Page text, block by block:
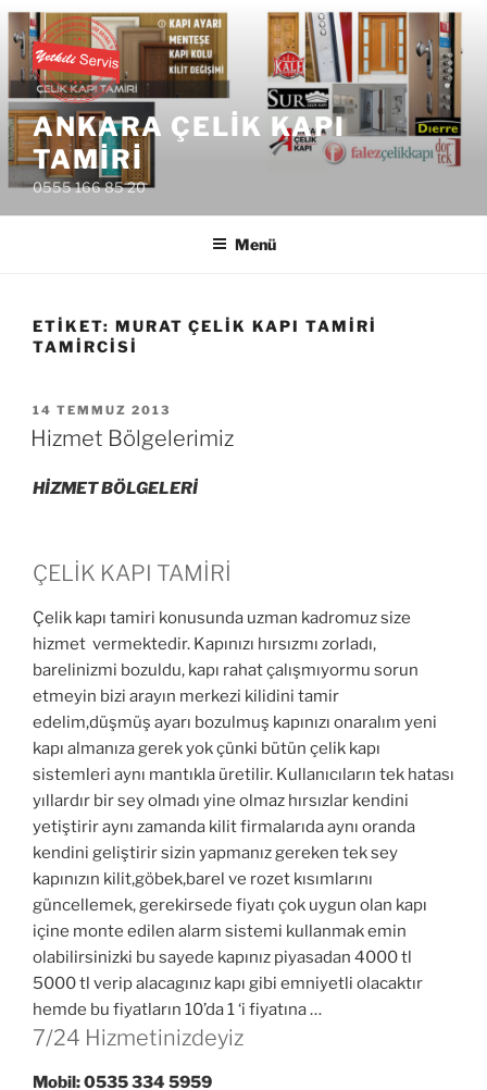
İçeriğe
geç
ANKARA ÇELIK KAPI
TAMIRI
0555 166 85 20
Menü
ETIKET: MURAT ÇELIK KAPI TAMIRI
TAMIRCISI
YAYIM
TARIHI
14 TEMMUZ 2013
Hizmet Bölgelerimiz
HİZMET BÖLGELERİ
ÇELİK KAPI TAMİRİ
Çelik kapı tamiri konusunda uzman kadromuz size
hizmet vermektedir. Kapınızı hırsızmı zorladı,
barelinizmi bozuldu, kapı rahat çalışmıyormu sorun
etmeyin bizi arayın merkezi kilidini tamir
edelim,düşmüş ayarı bozulmuş kapınızı onaralım yeni
kapı almanıza gerek yok çünki bütün çelik kapı
sistemleri aynı mantıkla üretilir. Kullanıcıların tek hatası
yıllardır bir sey olmadı yine olmaz hırsızlar kendini
yetiştirir aynı zamanda kilit firmalarıda aynı oranda
kendini geliştirir sizin yapmanız gereken tek sey
kapınızın kilit,göbek,barel ve rozet kısımlarını
güncellemek, gerekirsede fiyatı çok uygun olan kapı
içine monte edilen alarm sistemi kullanmak emin
olabilirsinizki bu sayede kapınız piyasadan 4000 tl
5000 tl verip alacagınız kapı gibi emniyetli olacaktır
hemde bu fiyatların 10’da 1 ‘i fiyatına …
7/24 Hizmetinizdeyiz
Mobil: 0535 334 5959